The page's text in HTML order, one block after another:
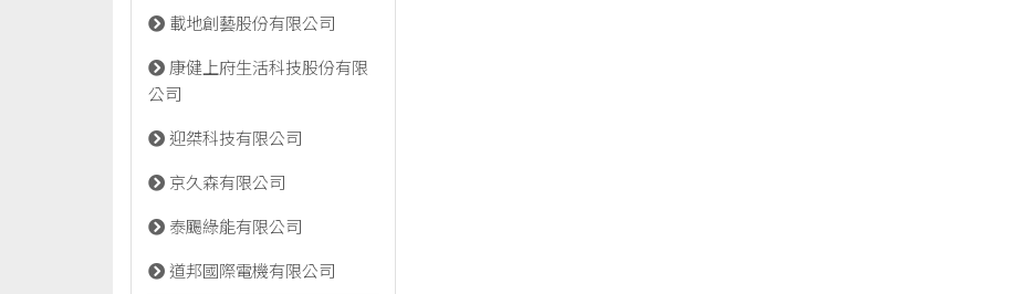
載地創藝股份有限公司
康健上府生活科技股份有限
公司
迎桀科技有限公司
京久森有限公司
泰颺綠能有限公司
道邦國際電機有限公司